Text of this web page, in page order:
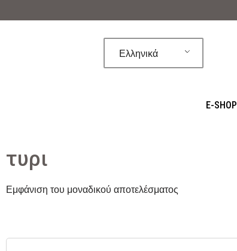
Ελληνικά
E-SHOP
τυρι
Εμφάνιση του μοναδικού αποτελέσματος